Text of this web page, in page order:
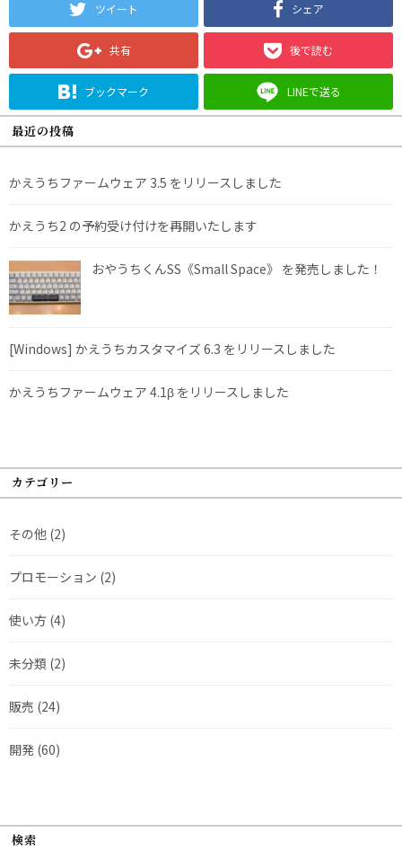
ツイート シェア
共有 後で読む
ブックマーク LINEで送る
最近の投稿
かえうちファームウェア 3.5 をリリースしました
かえうち2 の予約受け付けを再開いたします
おやうちくんSS《Small Space》 を発売しました！
[Windows] かえうちカスタマイズ 6.3 をリリースしました
かえうちファームウェア 4.1β をリリースしました
カテゴリー
その他 (2)
プロモーション (2)
使い方 (4)
未分類 (2)
販売 (24)
開発 (60)
検索